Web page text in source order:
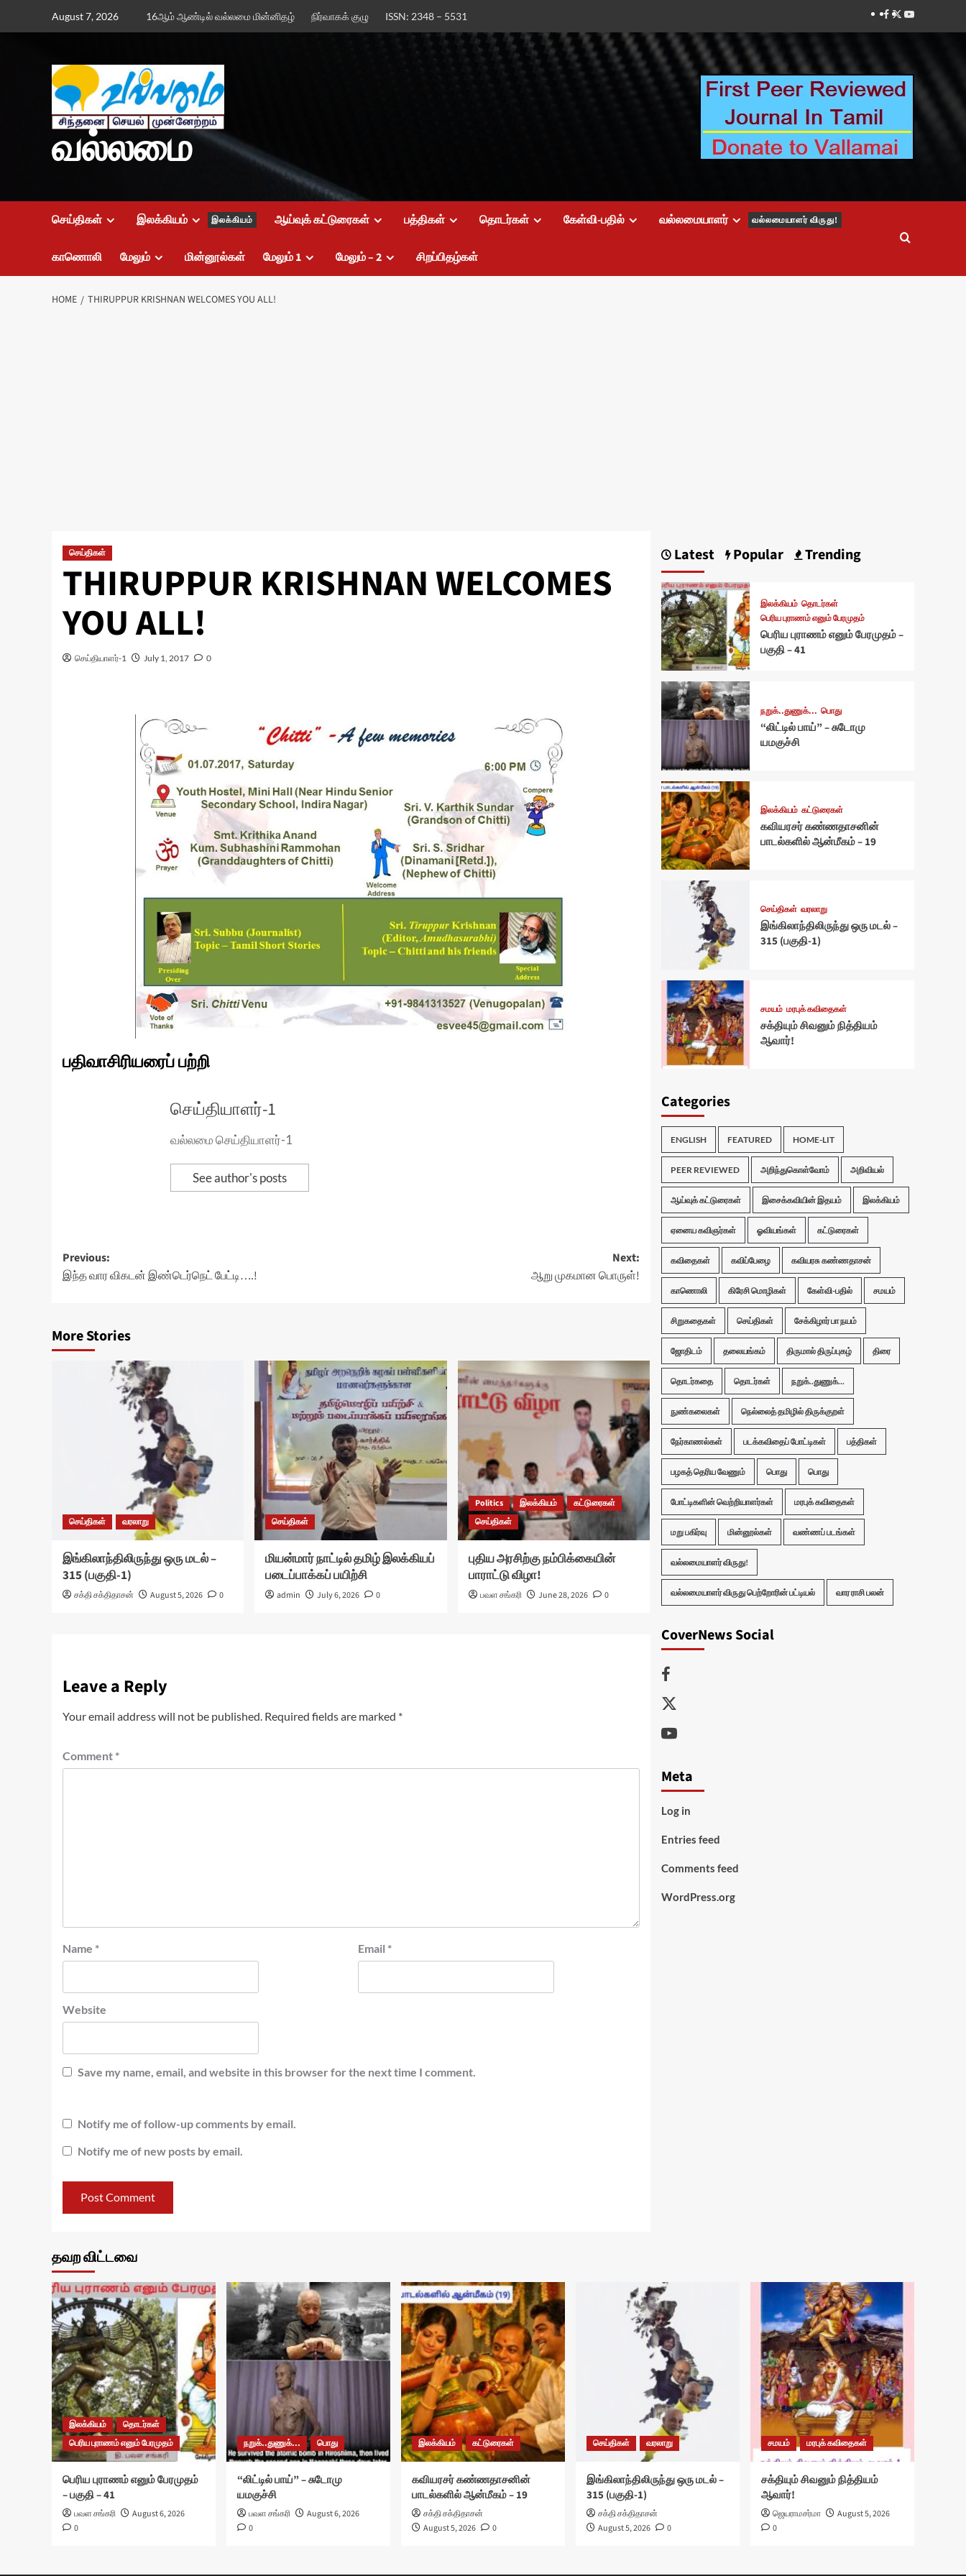
August 7, 2026 16ஆம் ஆண்டில் வல்லமை மின்னிதழ் நிர்வாகக் குழு ISSN: 2348 – 5531 Facebook
TwitterYoutube
வல்லமை
செய்திகள் இலக்கியம் இலக்கியம் ஆய்வுக் கட்டுரைகள் பத்திகள் தொடர்கள் கேள்வி-பதில் வல்லமையாளர் வல்லமையாளர் விருது!
காணொலி மேலும் மின்னூல்கள் மேலும் 1 மேலும் – 2 சிறப்பிதழ்கள்
HOME THIRUPPUR KRISHNAN WELCOMES YOU ALL!
செய்திகள்
THIRUPPUR KRISHNAN WELCOMES
YOU ALL!
செய்தியாளர்-1 July 1, 2017 0
பதிவாசிரியரைப் பற்றி
செய்தியாளர்-1
வல்லமை செய்தியாளர்-1
See author's posts
Post
navigation
Previous:
இந்த வார விகடன் இண்டெர்நெட் பேட்டி….!
Next:
ஆறு முகமான பொருள்!
More Stories
செய்திகள் வரலாறு
இங்கிலாந்திலிருந்து ஒரு மடல் –
315 (பகுதி-1)
சக்தி சக்திதாசன் August 5, 2026 0
செய்திகள்
மியன்மார் நாட்டில் தமிழ் இலக்கியப்
படைப்பாக்கப் பயிற்சி
admin July 6, 2026 0
Politics இலக்கியம்
கட்டுரைகள்
செய்திகள்
புதிய அரசிற்கு நம்பிக்கையின்
பாராட்டு விழா!
பவள சங்கரி June 28, 2026 0
Leave a Reply
Your email address will not be published. Required fields are marked *
Comment *
Name * Email *
Website
Save my name, email, and website in this browser for the next time I comment.
Notify me of follow-up comments by email.
Notify me of new posts by email.
Latest Popular Trending
இலக்கியம் தொடர்கள்
பெரிய புராணம் எனும் பேரமுதம்
பெரிய புராணம் எனும் பேரமுதம் –
பகுதி – 41
நறுக்..துணுக்... பொது
“லிட்டில் பாய்” – சுடோமு
யமகுச்சி
இலக்கியம் கட்டுரைகள்
கவியரசர் கண்ணதாசனின்
பாடல்களில் ஆன்மீகம் – 19
செய்திகள் வரலாறு
இங்கிலாந்திலிருந்து ஒரு மடல் –
315 (பகுதி-1)
சமயம் மரபுக் கவிதைகள்
சக்தியும் சிவனும் நித்தியம்
ஆவார்!
Categories
ENGLISH FEATURED HOME-LIT
PEER REVIEWED அறிந்துகொள்வோம் அறிவியல்
ஆய்வுக் கட்டுரைகள் இசைக்கவியின் இதயம் இலக்கியம்
ஏனைய கவிஞர்கள் ஓவியங்கள் கட்டுரைகள்
கவிதைகள் கவிப்பேழை கவியரசு கண்ணதாசன்
காணொலி கிரேசி மொழிகள் கேள்வி-பதில் சமயம்
சிறுகதைகள் செய்திகள் சேக்கிழார் பா நயம்
ஜோதிடம் தலையங்கம் திருமால் திருப்புகழ் திரை
தொடர்கதை தொடர்கள் நறுக்..துணுக்...
நுண்கலைகள் நெல்லைத் தமிழில் திருக்குறள்
நேர்காணல்கள் படக்கவிதைப் போட்டிகள் பத்திகள்
பழகத் தெரிய வேணும் பொது பொது
போட்டிகளின் வெற்றியாளர்கள் மரபுக் கவிதைகள்
மறு பகிர்வு மின்னூல்கள் வண்ணப் படங்கள்
வல்லமையாளர் விருது!
வல்லமையாளர் விருது பெற்றோரின் பட்டியல் வார ராசி பலன்
CoverNews Social
Facebook
Twitter
Youtube
Meta
Log in
Entries feed
Comments feed
WordPress.org
தவற விட்டவை
இலக்கியம்
தொடர்கள்
பெரிய புராணம் எனும் பேரமுதம்
பெரிய புராணம் எனும் பேரமுதம்
– பகுதி – 41
பவள சங்கரி
August 6, 2026
0
நறுக்..துணுக்... பொது
“லிட்டில் பாய்” – சுடோமு
யமகுச்சி
பவள சங்கரி
August 6, 2026
0
இலக்கியம் கட்டுரைகள்
கவியரசர் கண்ணதாசனின்
பாடல்களில் ஆன்மீகம் – 19
சக்தி சக்திதாசன்
August 5, 2026
0
செய்திகள் வரலாறு
இங்கிலாந்திலிருந்து ஒரு மடல் –
315 (பகுதி-1)
சக்தி சக்திதாசன்
August 5, 2026
0
சமயம் மரபுக் கவிதைகள்
சக்தியும் சிவனும் நித்தியம்
ஆவார்!
ஜெயராமசர்மா
August 5, 2026
0